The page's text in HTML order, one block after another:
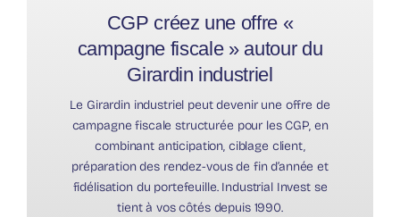
CGP créez une offre «
campagne fiscale » autour du
Girardin industriel
Le Girardin industriel peut devenir une offre de
campagne fiscale structurée pour les CGP, en
combinant anticipation, ciblage client,
préparation des rendez-vous de fin d’année et
fidélisation du portefeuille. Industrial Invest se
tient à vos côtés depuis 1990.